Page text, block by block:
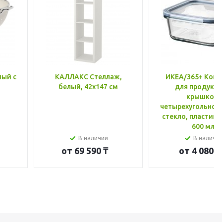
с
КАЛЛАКС Стеллаж,
белый, 42x147 см
В наличии
от 69 590 ₸
ИКЕА/365+
для
крышкой,
стекло, пластик
600 мл
В
от 4 080 ₸